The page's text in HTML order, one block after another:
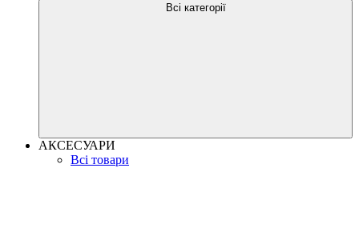
Всі категорії
АКСЕСУАРИ
Всі товари